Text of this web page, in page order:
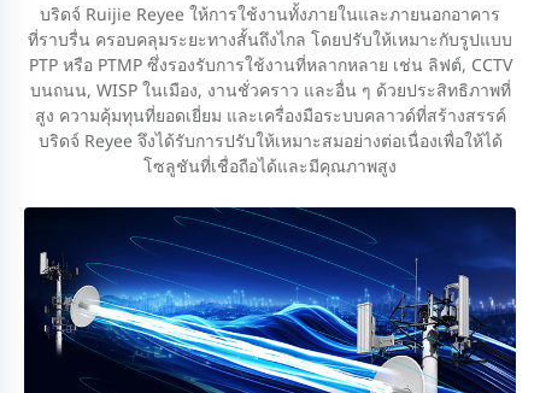
บริดจ์ Ruijie Reyee ให้การใช้งานทั้งภายในและภายนอกอาคาร
ที่ราบรื่น ครอบคลุมระยะทางสั้นถึงไกล โดยปรับให้เหมาะกับรูปแบบ
PTP หรือ PTMP ซึ่งรองรับการใช้งานที่หลากหลาย เช่น ลิฟต์, CCTV
บนถนน, WISP ในเมือง, งานชั่วคราว และอื่น ๆ ด้วยประสิทธิภาพที่
สูง ความคุ้มทุนที่ยอดเยี่ยม และเครื่องมือระบบคลาวด์ที่สร้างสรรค์
บริดจ์ Reyee จึงได้รับการปรับให้เหมาะสมอย่างต่อเนื่องเพื่อให้ได้
โซลูชันที่เชื่อถือได้และมีคุณภาพสูง